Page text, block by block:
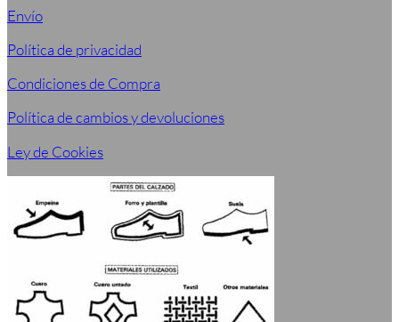
Envío
Política de privacidad
Condiciones de Compra
Política de cambios y devoluciones
Ley de Cookies